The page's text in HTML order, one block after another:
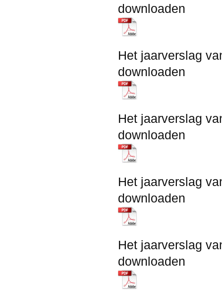
downloaden
Het jaarverslag
downloaden
Het jaarverslag
downloaden
Het jaarverslag
downloaden
Het jaarverslag
downloaden